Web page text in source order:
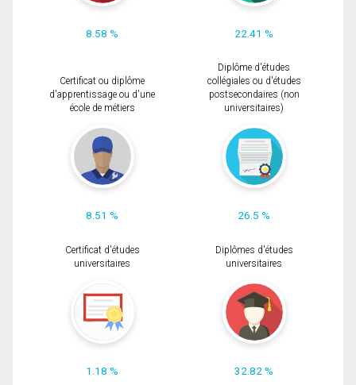
8.58 % 22.41 %
Certificat ou diplôme
d'apprentissage ou d'une
école de métiers
8.51 %
Diplôme d'études
collégiales ou d'études
postsecondaires (non
universitaires)
26.5 %
Certificat d'études
universitaires
1.18 %
Diplômes d'études
universitaires
32.82 %